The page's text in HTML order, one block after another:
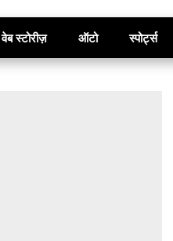
वेब स्टोरीज़ ऑटो स्पोर्ट्स